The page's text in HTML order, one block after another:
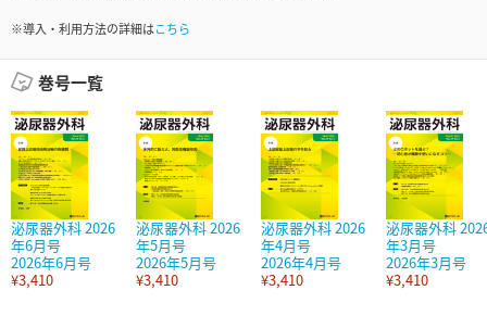
※導入・利用方法の詳細はこちら
巻号一覧
泌尿器外科 2026
年6月号
2026年6月号
¥3,410
泌尿器外科 2026
年5月号
2026年5月号
¥3,410
泌尿器外科 2026
年4月号
2026年4月号
¥3,410
泌尿器外科
年3月号
2026年3月号
¥3,410